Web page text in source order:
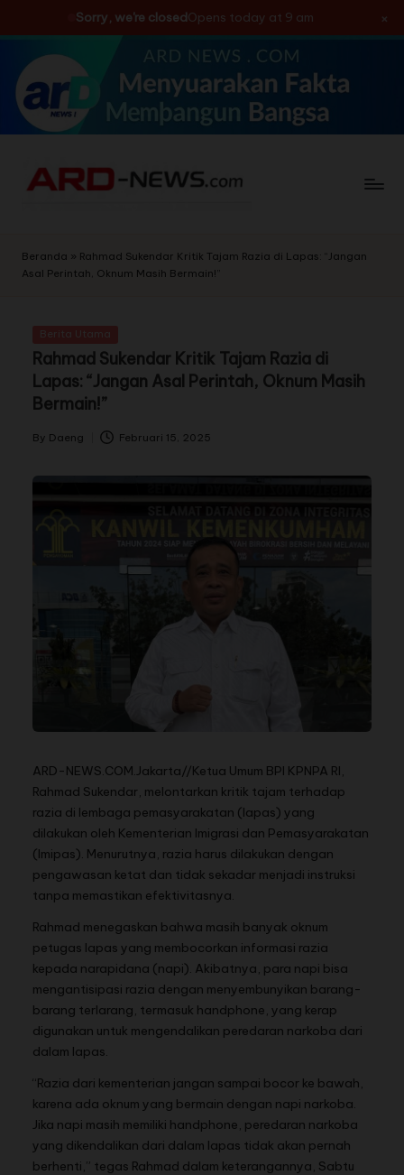
Sorry, we're closedOpens today at 9 am ×
Skip
content
Beranda » Rahmad Sukendar Kritik Tajam Razia di Lapas: “Jangan
Asal Perintah, Oknum Masih Bermain!”
Rahmad Sukendar Kritik Tajam Razia di
Lapas: “Jangan Asal Perintah, Oknum Masih
Bermain!”
By Daeng Februari 15, 2025
ARD-NEWS.COM.Jakarta//Ketua Umum BPI KPNPA RI,
Rahmad Sukendar, melontarkan kritik tajam terhadap
razia di lembaga pemasyarakatan (lapas) yang
dilakukan oleh Kementerian Imigrasi dan Pemasyarakatan
(Imipas). Menurutnya, razia harus dilakukan dengan
pengawasan ketat dan tidak sekadar menjadi instruksi
tanpa memastikan efektivitasnya.
Rahmad menegaskan bahwa masih banyak oknum
petugas lapas yang membocorkan informasi razia
kepada narapidana (napi). Akibatnya, para napi bisa
mengantisipasi razia dengan menyembunyikan barang-
barang terlarang, termasuk handphone, yang kerap
digunakan untuk mengendalikan peredaran narkoba dari
dalam lapas.
“Razia dari kementerian jangan sampai bocor ke bawah,
karena ada oknum yang bermain dengan napi narkoba.
Jika napi masih memiliki handphone, peredaran narkoba
yang dikendalikan dari dalam lapas tidak akan pernah
berhenti,” tegas Rahmad dalam keterangannya, Sabtu